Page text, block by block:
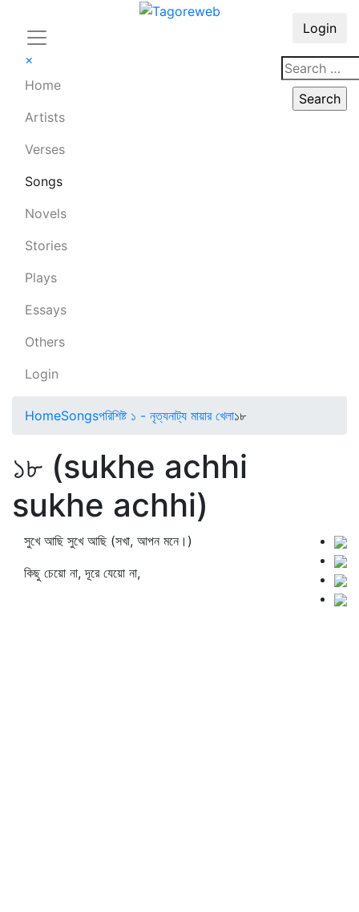
×
Home
Artists
Verses
Songs
Novels
Stories
Plays
Essays
Others
Login
Login
HomeSongsপরিশিষ্ট ১ - নৃত্যনাট্য মায়ার খেলা১৮
১৮ (sukhe achhi
sukhe achhi)
সুখে আছি সুখে আছি (সখা, আপন মনে।)
কিছু চেয়ো না, দূরে যেয়ো না,